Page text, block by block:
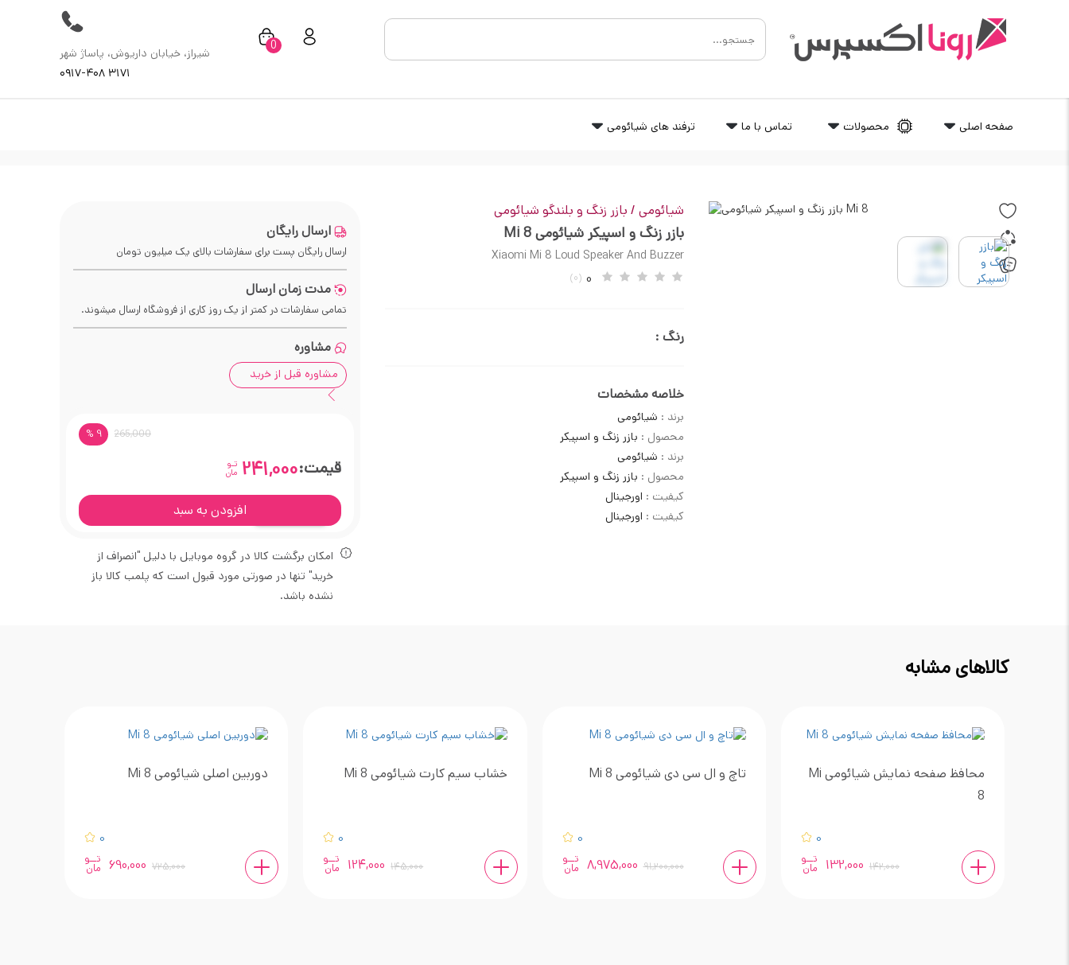
شیراز، خیابان داریوش، پاساژ شهر
۰۹۱۷-۴۰۸ ۳۱۷۱
0
صفحه اصلی محصولات تماس با ما
ترفند های شیائومی
شیائومی / بازر زنگ و بلندگو شیائومی
بازر زنگ و اسپیکر شیائومی Mi 8
Xiaomi Mi 8 Loud Speaker And Buzzer
0
(0)
رنگ :
خلاصه مشخصات
برند : شیائومی
محصول : بازر زنگ و اسپیکر
برند : شیائومی
محصول : بازر زنگ و اسپیکر
کیفیت : اورجینال
کیفیت : اورجینال
ارسال رایگان
ارسال رایگان پست برای سفارشات بالای یک میلیون تومان
مدت زمان ارسال
تمامی سفارشات در کمتر از یک روز کاری از فروشگاه ارسال میشوند.
مشاوره
مشاوره قبل از خرید
% 9 265,000
قیمت: تـو
مان 241,000
افزودن به سبد
امکان برگشت کالا در گروه موبایل با دلیل "انصراف از
خرید" تنها در صورتی مورد قبول است که پلمب کالا باز
نشده باشد.
کالاهای مشابه
محافظ صفحه نمایش شیائومی Mi
8
0
تــو
مان 132,000 142,000
تاچ و ال سی دی شیائومی Mi 8
0
تــو
مان 8,975,000 91,200,000
خشاب سیم کارت شیائومی Mi 8
0
تــو
مان 124,000 145,000
دوربین اصلی شیائومی Mi 8
0
تــو
مان 690,000 725,000